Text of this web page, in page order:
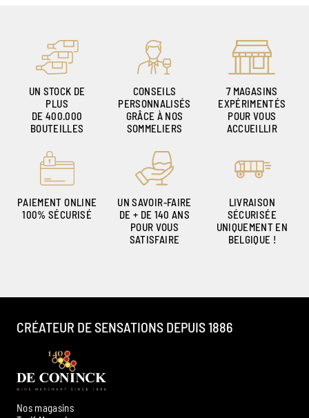
UN STOCK DE
PLUS
DE 400.000
BOUTEILLES
CONSEILS
PERSONNALISÉS
GRÂCE À NOS
SOMMELIERS
7 MAGASINS
EXPÉRIMENTÉS
POUR VOUS
ACCUEILLIR
PAIEMENT ONLINE
100% SÉCURISÉ
UN SAVOIR-FAIRE
DE + DE 140 ANS
POUR VOUS
SATISFAIRE
LIVRAISON
SÉCURISÉE
UNIQUEMENT EN
BELGIQUE !
Nos magasins
CRÉATEUR DE SENSATIONS DEPUIS 1886